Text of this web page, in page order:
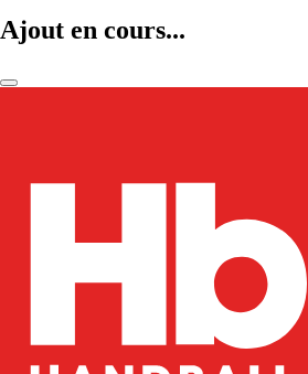
Ajout en cours...